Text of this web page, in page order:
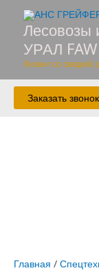
Перейти
содержимому
Лесовозы
УРАЛ FAW
Лизинг со скидкой
Заказать звонок
Главная /